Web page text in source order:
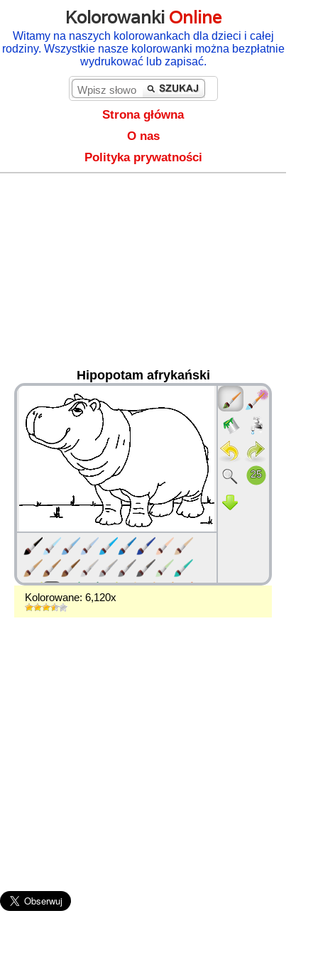
Kolorowanki Online
Witamy na naszych kolorowankach dla dzieci i całej
rodziny. Wszystkie nasze kolorowanki można bezpłatnie
wydrukować lub zapisać.
Strona główna
O nas
Polityka prywatności
Hipopotam afrykański
Kolorowane: 6,120x